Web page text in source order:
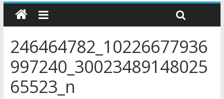
246464782_10226677936
997240_30023489148025
65523_n